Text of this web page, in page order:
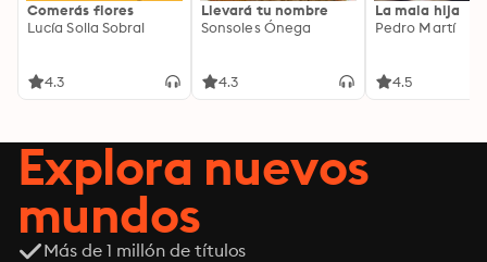
Comerás flores
Lucía Solla Sobral
4.3
Llevará tu nombre
Sonsoles Ónega
4.3
La mala hija
Pedro Martí
4.5
Explora nuevos
mundos
Más de 1 millón de títulos